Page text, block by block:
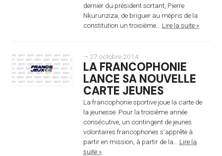
dernier du président sortant, Pierre
Nkurunziza, de briguer au mépris de la
constitution un troisième... Lire la suite »
— 27 octobre 2014
LA FRANCOPHONIE
LANCE SA NOUVELLE
CARTE JEUNES
La francophonie sportive joue la carte de
la jeunesse. Pour la troisième année
consécutive, un contingent de jeunes
volontaires francophones s’apprête à
partir en mission, à partir de la... Lire la
suite »